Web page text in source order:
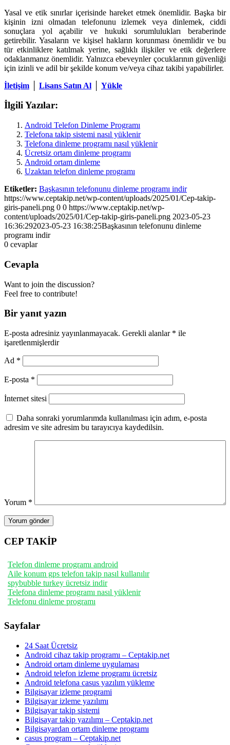
Yasal ve etik sınırlar içerisinde hareket etmek önemlidir. Başka bir
kişinin izni olmadan telefonunu izlemek veya dinlemek, ciddi
sonuçlara yol açabilir ve hukuki sorumlulukları beraberinde
getirebilir. Yasaların ve kişisel hakların korunması önemlidir ve bu
tür etkinliklere katılmak yerine, sağlıklı ilişkiler ve etik değerlere
odaklanmanız önemlidir. Yalnızca ebeveynler çocuklarının güvenliği
için izinli ve adil bir şekilde konum ve/veya cihaz takibi yapabilirler.
İletişim
Lisans Satın Al Yükle
İlgili Yazılar:
Android Telefon Dinleme Programı
Telefona takip sistemi nasıl yüklenir
Telefona dinleme programı nasıl yüklenir
Ücretsiz ortam dinleme programı
Android ortam dinleme
Uzaktan telefon dinleme programı
Etiketler: Başkasının telefonunu dinleme programı indir
https://www.ceptakip.net/wp-content/uploads/2025/01/Cep-takip-
giris-paneli.png 0 0 https://www.ceptakip.net/wp-
content/uploads/2025/01/Cep-takip-giris-paneli.png 2023-05-23
16:36:292023-05-23 16:38:25Başkasının telefonunu dinleme
programı indir
0 cevaplar
Cevapla
Want to join the discussion?
Feel free to contribute!
Bir yanıt yazın
E-posta adresiniz yayınlanmayacak. Gerekli alanlar * ile
işaretlenmişlerdir
Ad *
E-posta *
İnternet sitesi
Daha sonraki yorumlarımda kullanılması için adım, e-posta
adresim ve site adresim bu tarayıcıya kaydedilsin.
Yorum *
CEP TAKİP
Telefon dinleme programı android
Aile konum gps telefon takip nasıl kullanılır
spybubble turkey ücretsiz indir
Telefona dinleme programı nasıl yüklenir
Telefonu dinleme programı
Sayfalar
24 Saat Ücretsiz
Android cihaz takip programı – Ceptakip.net
Android ortam dinleme uygulaması
Android telefon izleme programı ücretsiz
Android telefona casus yazılım yükleme
Bilgisayar izleme programi
Bilgisayar izleme yazılımı
Bilgisayar takip sistemi
Bilgisayar takip yazılımı – Ceptakip.net
Bilgisayardan ortam dinleme programı
casus program – Ceptakip.net